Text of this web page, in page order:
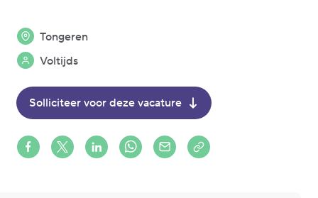
Glowi Glowi Jobs Het Poetsbureau
Nieuws
Share on Facebook
Share on X (formerly Twitter)
Share on LinkedIn
Share via Whatsapp
Share via MailCopy to clipboard
Tongeren
Voltijds
Solliciteer voor deze vacature